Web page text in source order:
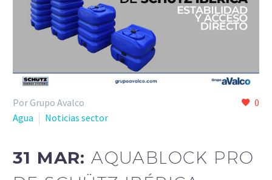
0
Por Grupo Avalco
Agua
Noticias sector
31 MAR:AQUABLOCK PRO